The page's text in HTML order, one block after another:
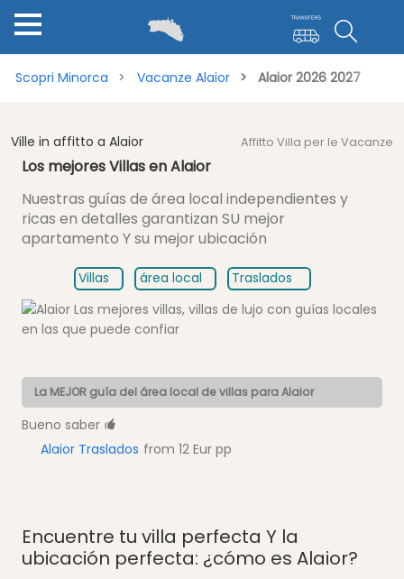
Scopri Minorca Vacanze Alaior Alaior 2026 2027
Ville in affitto a Alaior Affitto Villa per le Vacanze
Los mejores Villas en Alaior
Nuestras guías de área local independientes y
ricas en detalles garantizan SU mejor
apartamento Y su mejor ubicación
Villas área local Traslados
La MEJOR guía del área local de villas para Alaior
Bueno saber
Alaior Traslados from 12 Eur pp
Encuentre tu villa perfecta Y la
ubicación perfecta: ¿cómo es Alaior?